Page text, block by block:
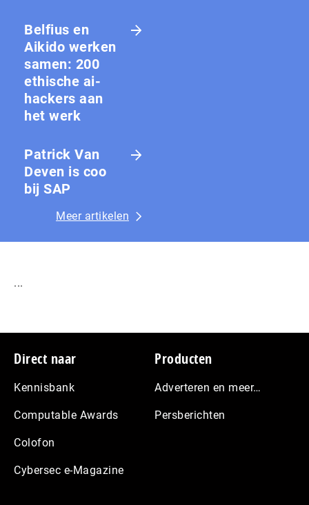
Belfius en
Aikido werken
samen: 200
ethische ai-
hackers aan
het werk
Patrick Van
Deven is coo
bij SAP
Meer artikelen
...
Footer
Direct naar
Kennisbank
Computable Awards
Colofon
Cybersec e-Magazine
Producten
Adverteren en meer…
Persberichten